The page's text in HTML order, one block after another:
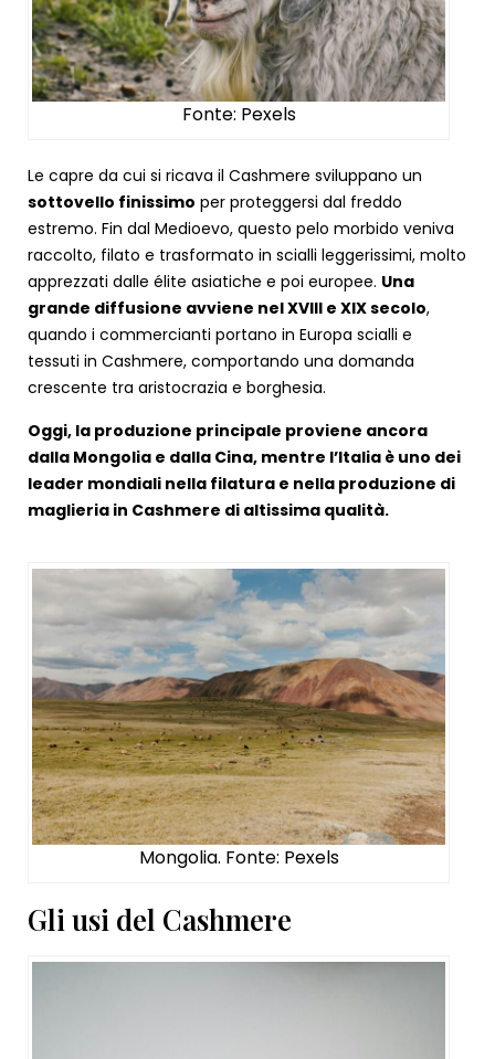
Fonte: Pexels
Le capre da cui si ricava il Cashmere sviluppano un
sottovello finissimo per proteggersi dal freddo
estremo. Fin dal Medioevo, questo pelo morbido veniva
raccolto, filato e trasformato in scialli leggerissimi, molto
apprezzati dalle élite asiatiche e poi europee. Una
grande diffusione avviene nel XVIII e XIX secolo,
quando i commercianti portano in Europa scialli e
tessuti in Cashmere, comportando una domanda
crescente tra aristocrazia e borghesia.
Oggi, la produzione principale proviene ancora
dalla Mongolia e dalla Cina, mentre l’Italia è uno dei
leader mondiali nella filatura e nella produzione di
maglieria in Cashmere di altissima qualità.
Mongolia. Fonte: Pexels
Gli usi del Cashmere